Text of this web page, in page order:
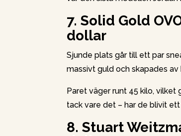
7. Solid Gold
dollar
Sjunde plats går till ett par
massivt guld och skapades
Paret väger runt 45 kilo, vilket
tack vare det – har de blivit
8. Stuart